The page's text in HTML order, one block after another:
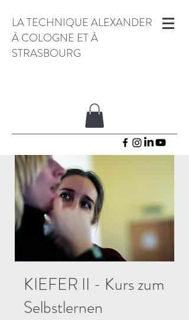
LA TECHNIQUE ALEXANDER
À COLOGNE ET À
STRASBOURG
KIEFER II - Kurs zum
Selbstlernen